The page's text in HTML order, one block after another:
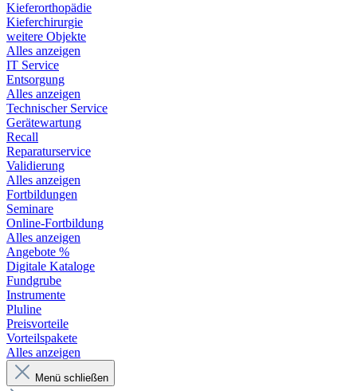
Kieferorthopädie
Kieferchirurgie
weitere Objekte
Alles anzeigen
IT Service
Entsorgung
Alles anzeigen
Technischer Service
Gerätewartung
Recall
Reparaturservice
Validierung
Alles anzeigen
Fortbildungen
Seminare
Online-Fortbildung
Alles anzeigen
Angebote %
Digitale Kataloge
Fundgrube
Instrumente
Pluline
Preisvorteile
Vorteilspakete
Alles anzeigen
Menü schließen